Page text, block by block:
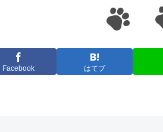
Facebook はてブ